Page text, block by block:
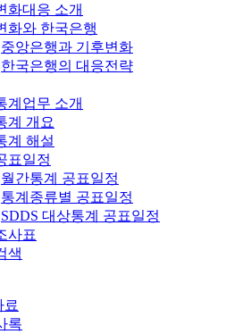
화대응 소개
화와 한국은행
중앙은행과 기후변화
한국은행의 대응전략
계업무 소개
계 개요
계 해설
표일정
월간통계 공표일정
통계종류별 공표일정
SDDS 대상통계 공표일정
사표
색
료
록